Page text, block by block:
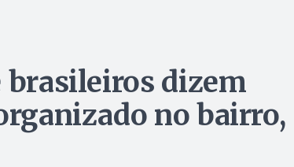
brasileiros dizem
no bairro,